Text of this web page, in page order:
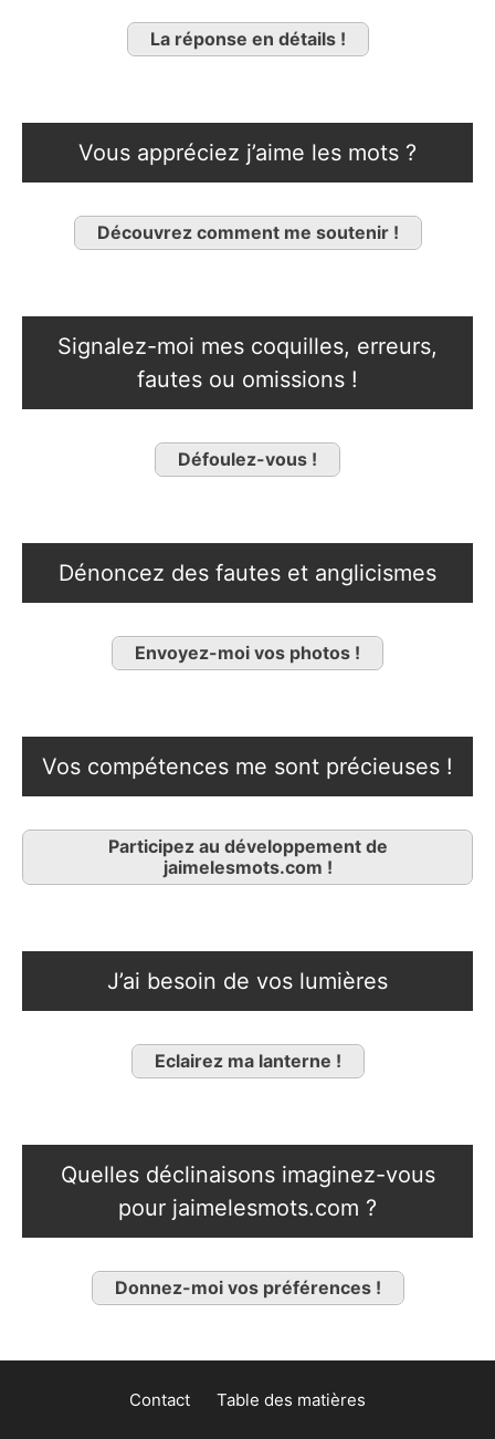
La réponse en détails !
Vous appréciez j’aime les mots ?
Découvrez comment me soutenir !
Signalez-moi mes coquilles, erreurs,
fautes ou omissions !
Défoulez-vous !
Dénoncez des fautes et anglicismes
Envoyez-moi vos photos !
Vos compétences me sont précieuses !
Participez au développement de
jaimelesmots.com !
J’ai besoin de vos lumières
Eclairez ma lanterne !
Quelles déclinaisons imaginez-vous
pour jaimelesmots.com ?
Donnez-moi vos préférences !
Contact Table des matières